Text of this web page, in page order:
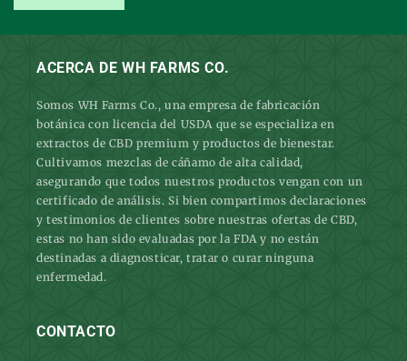
ACERCA DE WH FARMS CO.
Somos WH Farms Co., una empresa de fabricación
botánica con licencia del USDA que se especializa en
extractos de CBD premium y productos de bienestar.
Cultivamos mezclas de cáñamo de alta calidad,
asegurando que todos nuestros productos vengan con un
certificado de análisis. Si bien compartimos declaraciones
y testimonios de clientes sobre nuestras ofertas de CBD,
estas no han sido evaluadas por la FDA y no están
destinadas a diagnosticar, tratar o curar ninguna
enfermedad.
CONTACTO